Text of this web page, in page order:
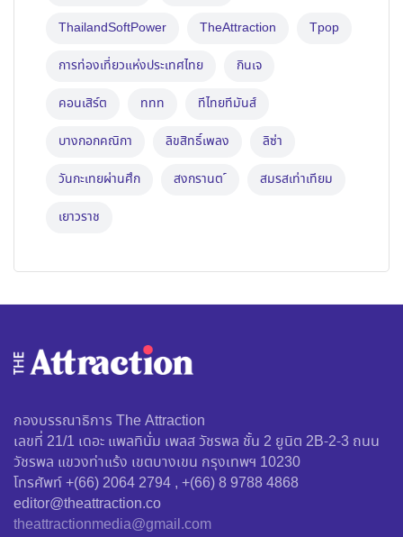
ThailandSoftPower TheAttraction Tpop
การท่องเที่ยวแห่งประเทศไทย กินเจ
คอนเสิร์ต ททท ทีไทยทีมันส์
บางกอกคณิกา ลิขสิทธิ์เพลง ลิซ่า
วันกะเทยผ่านศึก สงกรานต ์ สมรสเท่าเทียม
เยาวราช
กองบรรณาธิการ The Attraction
เลขที่ 21/1 เดอะ แพลทินั่ม เพลส วัชรพล ชั้น 2 ยูนิต 2B-2-3 ถนน
วัชรพล แขวงท่าแร้ง เขตบางเขน กรุงเทพฯ 10230
โทรศัพท์ +(66) 2064 2794 , +(66) 8 9788 4868
editor@theattraction.co
theattractionmedia@gmail.com